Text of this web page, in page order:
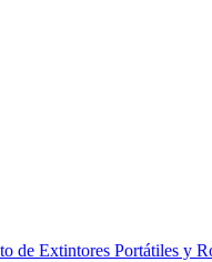
de Extintores Portátiles y